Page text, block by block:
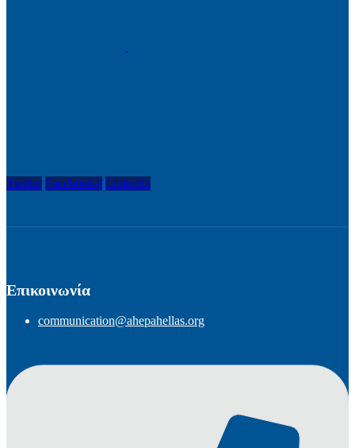
Twitter Facebook-f Linkedin
Επικοινωνία
communication@ahepahellas.org